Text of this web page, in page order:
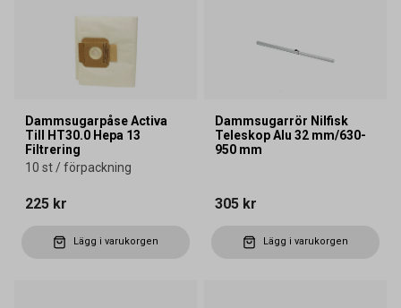
Dammsugarpåse Activa
Till HT30.0 Hepa 13
Filtrering
10 st / förpackning
225 kr
Lägg i varukorgen
Dammsugarrör Nilfisk
Teleskop Alu 32 mm/630-
950 mm
305 kr
Lägg i varukorgen